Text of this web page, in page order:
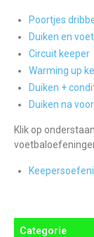
Poortjes
Duiken en
Circuit keeper
Warming up
Duiken +
Duiken na
Klik op
Categorie